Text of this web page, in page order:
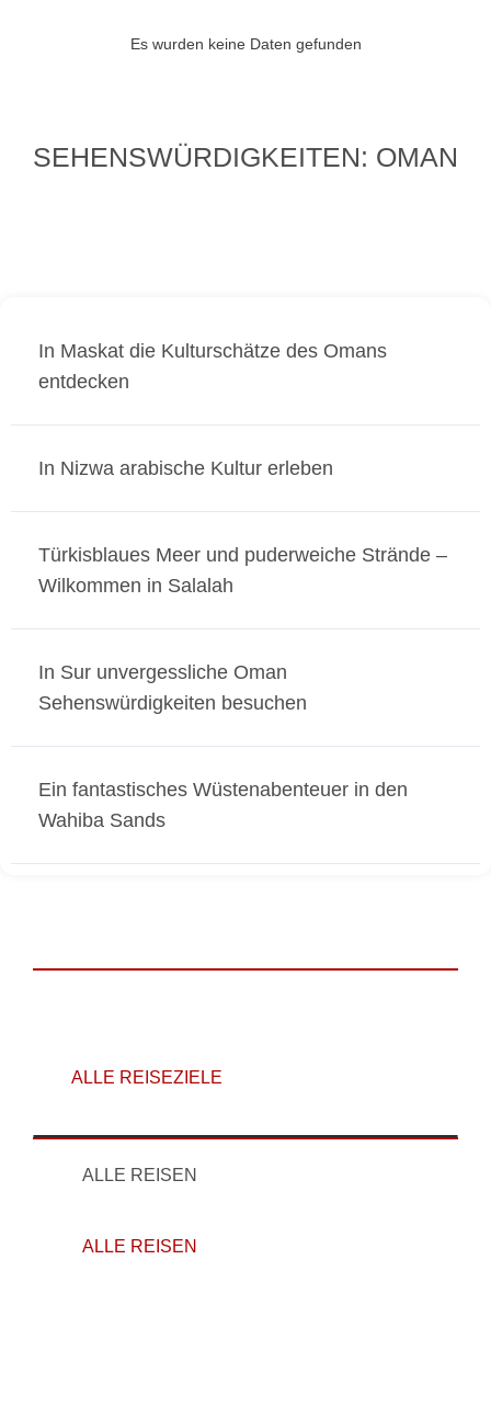
Es wurden keine Daten gefunden
SEHENSWÜRDIGKEITEN: OMAN
In Maskat die Kulturschätze des Omans
entdecken
In Nizwa arabische Kultur erleben
Türkisblaues Meer und puderweiche Strände –
Wilkommen in Salalah
In Sur unvergessliche Oman
Sehenswürdigkeiten besuchen
Ein fantastisches Wüstenabenteuer in den
Wahiba Sands
ALLE REISEZIELE
ALLE REISEN
ALLE REISEN